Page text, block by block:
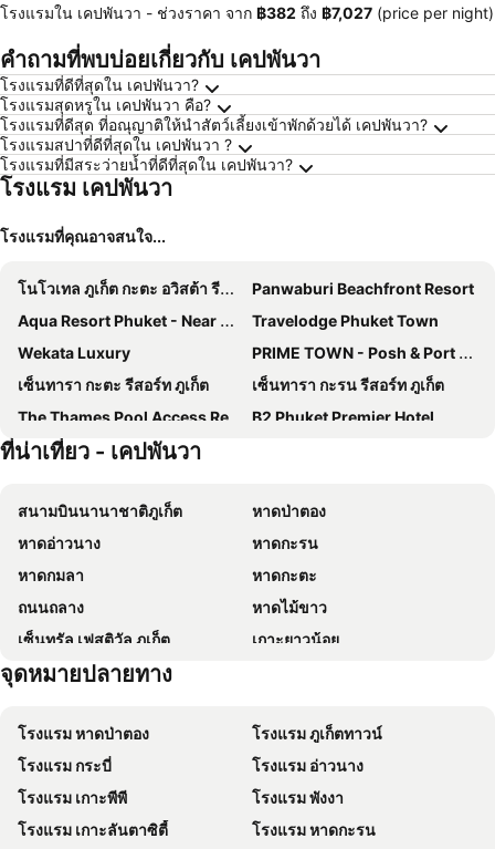
โรงแรมใน เคปพันวา - ช่วงราคา จาก ‎฿382 ถึง ‎฿7,027 (price per night)
คำถามที่พบบ่อยเกี่ยวกับ เคปพันวา
โรงแรมที่ดีที่สุดใน เคปพันวา?
โรงแรมสุดหรูใน เคปพันวา คือ?
โรงแรมที่ดีสุด ที่อณุญาติให้นำสัตว์เลี้ยงเข้าพักด้วยได้ เคปพันวา?
โรงแรมสปาที่ดีที่สุดใน เคปพันวา ?
โรงแรมที่มีสระว่ายน้ำที่ดีที่สุดใน เคปพันวา?
โรงแรม เคปพันวา
โรงแรมที่คุณอาจสนใจ...
โนโวเทล ภูเก็ต กะตะ อวิสต้า รีสอร์ท แอนด์ สปา
Panwaburi Beachfront Resort
Aqua Resort Phuket - Near Beach and Chalong Pier
Travelodge Phuket Town
Wekata Luxury
PRIME TOWN - Posh & Port Hotel PHUKET
เซ็นทารา กะตะ รีสอร์ท ภูเก็ต
เซ็นทารา กะรน รีสอร์ท ภูเก็ต
The Thames Pool Access Resort & Villa - SHA Extra Plus
B2 Phuket Premier Hotel
SINAE Phuket Luxury Hotel
โรงแรมเพิร์ล
Khao Rang Place
B2 Phuket Boutique & Budget Hotel
Pure Phuket Residence
Lub Sbuy Hostel
Thavorn Palm Beach Resort
Pattra Mansion by AKSARA Collection
Bandara Beach Resort, Phuket
Seabed Grand Hotel Phuket
Hotel Tide Phuket
Pamookkoo Resort
Arch39 Phuket Beach Front
Blu Monkey Hub and Hotel Phuket Town- Free All Day Coworking space
Pullman Phuket Karon Beach Resort
Panwa Beach Side Beachfront
The Beachfront Hotel Phuket
ชูการ์ ปาล์ม เรสซิเด้นท์
The Little Nest Phuket
The Beach Heights Resort
ที่น่าเที่ยว - เคปพันวา
สนามบินนานาชาติภูเก็ต
หาดป่าตอง
หาดอ่าวนาง
หาดกะรน
หาดกมลา
หาดกะตะ
ถนนถลาง
หาดไม้ขาว
เซ็นทรัล เฟสติวัล ภูเก็ต
เกาะยาวน้อย
หาดในทอน
วังถลาง
Koh Phi-Phi
หาดในหาน
แหลมสิงห์
หาดสุรินทร์
อ่าวต้นไทร
พิพิธภัณฑ์สัตว์น้ำภูเก็ต
เกาะเฮ
จุดหมายปลายทาง
โรงแรม หาดป่าตอง
โรงแรม ภูเก็ตทาวน์
โรงแรม กระบี่
โรงแรม อ่าวนาง
โรงแรม เกาะพีพี
โรงแรม พังงา
โรงแรม เกาะลันตาซิตี้
โรงแรม หาดกะรน